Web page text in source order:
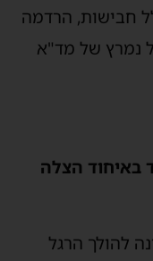
חבישות, הרדמה
נמרץ של מד"א
באיחוד הצלה
להולך הרגל